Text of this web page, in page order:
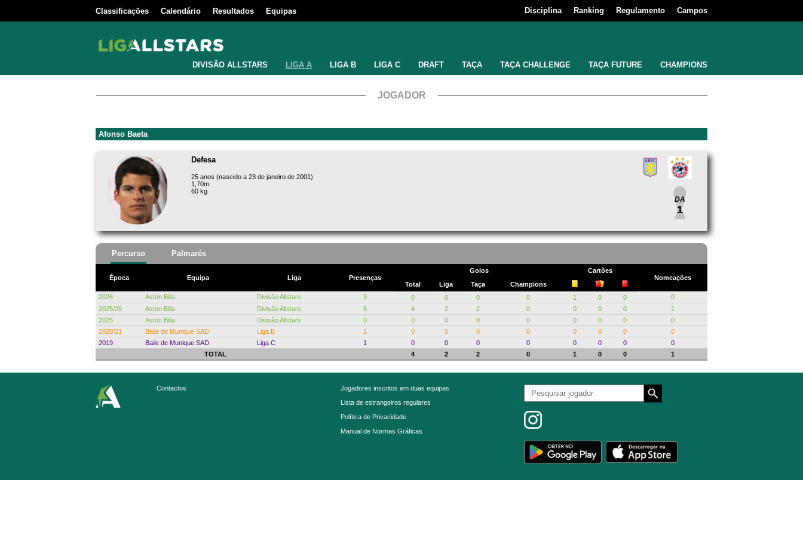
Classificações Calendário Resultados Equipas Disciplina Ranking Regulamento Campos
DIVISÃO ALLSTARS LIGA A LIGA B LIGA C DRAFT TAÇA TAÇA CHALLENGE TAÇA FUTURE CHAMPIONS
JOGADOR
Afonso Baeta
Defesa
25 anos (nascido a 23 de janeiro de 2001)
1,70m
60 kg
DA
1
Percurso Palmarés
Época Equipa Liga Presenças
Golos
Cartões
Nomeações
Total
Liga Taça
Champions
2026
Aston Billa Divisão Allstars 3 0 0 0 0 1 0 0
0
2025/26
Aston Billa Divisão Allstars 8 4 2 2 0 0 0 0
1
2025
Aston Billa Divisão Allstars 0 0 0 0 0 0 0 0
0
2020/21
Baile de Munique SAD Liga B 1 0 0 0 0 0 0 0
0
2019
Baile de Munique SAD Liga C 1 0 0 0 0 0 0 0
0
TOTAL
4 2 2 0 1 0 0 1
Contactos
Jogadores inscritos em duas equipas
Lista de estrangeiros regulares
Política de Privacidade
Manual de Normas Gráficas